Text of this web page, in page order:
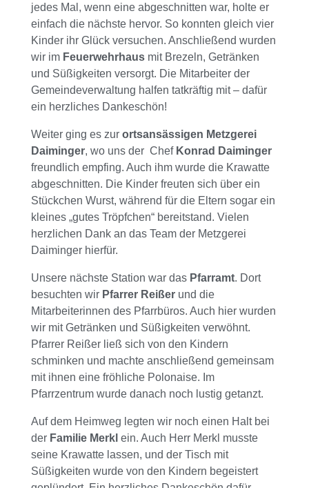
jedes Mal, wenn eine abgeschnitten war, holte er
einfach die nächste hervor. So konnten gleich vier
Kinder ihr Glück versuchen. Anschließend wurden
wir im Feuerwehrhaus mit Brezeln, Getränken
und Süßigkeiten versorgt. Die Mitarbeiter der
Gemeindeverwaltung halfen tatkräftig mit – dafür
ein herzliches Dankeschön!
Weiter ging es zur ortsansässigen Metzgerei
Daiminger, wo uns der Chef Konrad Daiminger
freundlich empfing. Auch ihm wurde die Krawatte
abgeschnitten. Die Kinder freuten sich über ein
Stückchen Wurst, während für die Eltern sogar ein
kleines „gutes Tröpfchen“ bereitstand. Vielen
herzlichen Dank an das Team der Metzgerei
Daiminger hierfür.
Unsere nächste Station war das Pfarramt. Dort
besuchten wir Pfarrer Reißer und die
Mitarbeiterinnen des Pfarrbüros. Auch hier wurden
wir mit Getränken und Süßigkeiten verwöhnt.
Pfarrer Reißer ließ sich von den Kindern
schminken und machte anschließend gemeinsam
mit ihnen eine fröhliche Polonaise. Im
Pfarrzentrum wurde danach noch lustig getanzt.
Auf dem Heimweg legten wir noch einen Halt bei
der Familie Merkl ein. Auch Herr Merkl musste
seine Krawatte lassen, und der Tisch mit
Süßigkeiten wurde von den Kindern begeistert